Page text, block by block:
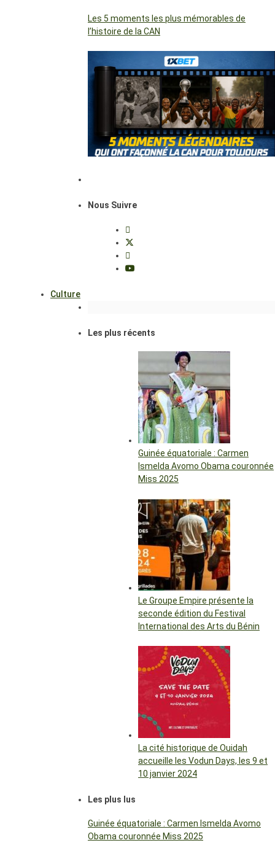
Les 5 moments les plus mémorables de
l’histoire de la CAN
Nous Suivre
Culture
Les plus récents
Guinée équatoriale : Carmen
Ismelda Avomo Obama couronnée
Miss 2025
Le Groupe Empire présente la
seconde édition du Festival
International des Arts du Bénin
La cité historique de Ouidah
accueille les Vodun Days, les 9 et
10 janvier 2024
Les plus lus
Guinée équatoriale : Carmen Ismelda Avomo
Obama couronnée Miss 2025